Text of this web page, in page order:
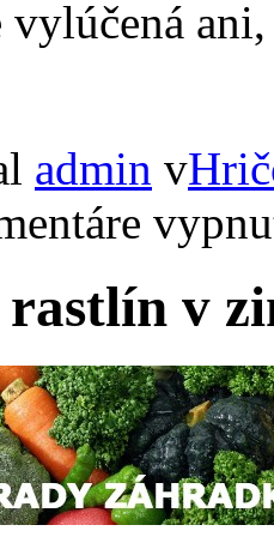
vylúčená
admin v
v